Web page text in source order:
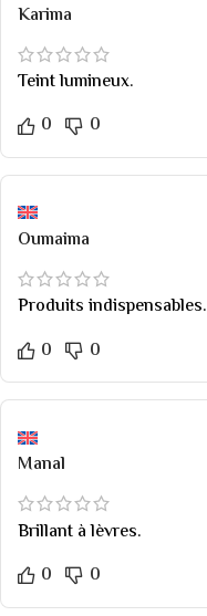
Karima
Teint lumineux.
0
0
Oumaima
Produits indispensables.
0
0
Manal
Brillant à lèvres.
0
0